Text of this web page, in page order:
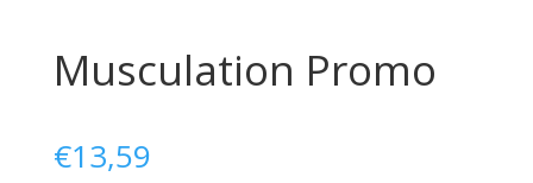
Musculation Promo
€13,59